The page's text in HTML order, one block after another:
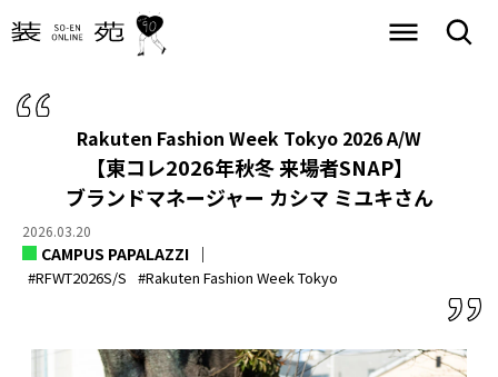
Rakuten Fashion Week Tokyo 2026 A/W
【東コレ2026年秋冬 来場者SNAP】
ブランドマネージャー カシマ ミユキさん
2026.03.20
CAMPUS PAPALAZZI
#RFWT2026S/S #Rakuten Fashion Week Tokyo